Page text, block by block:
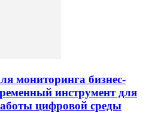
мониторинга бизнес-
инструмент для
цифровой среды